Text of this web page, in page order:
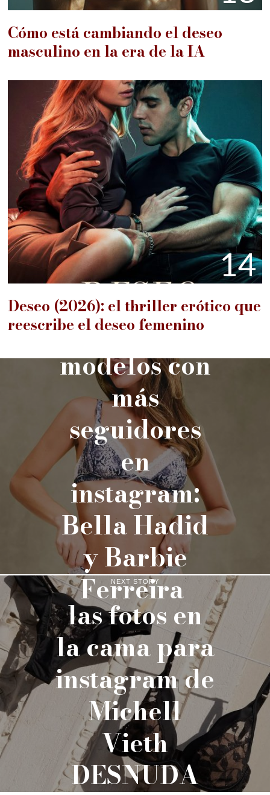
Cómo está cambiando el deseo
masculino en la era de la IA
14
Deseo (2026): el thriller erótico que
reescribe el deseo femenino
PREVIOUS STORY
modelos con
más
seguidores
en
instagram:
Bella Hadid
y Barbie
Ferreira
NEXT STORY
las fotos en
la cama para
instagram de
Michell
Vieth
DESNUDA